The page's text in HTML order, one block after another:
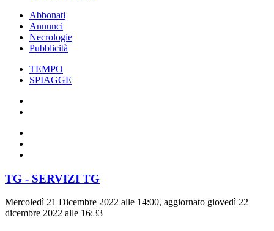
Abbonati
Annunci
Necrologie
Pubblicità
TEMPO
SPIAGGE
TG - SERVIZI TG
Mercoledì 21 Dicembre 2022 alle 14:00, aggiornato giovedì 22
dicembre 2022 alle 16:33